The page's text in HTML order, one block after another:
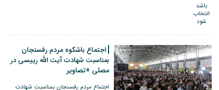
اجتماع باشکوه مردم رفسنجان
بمناسبت شهادت آیت الله رییسی در
مصلی +تصاویر
اجتماع مردم رفسنجان بمناسبت شهادت